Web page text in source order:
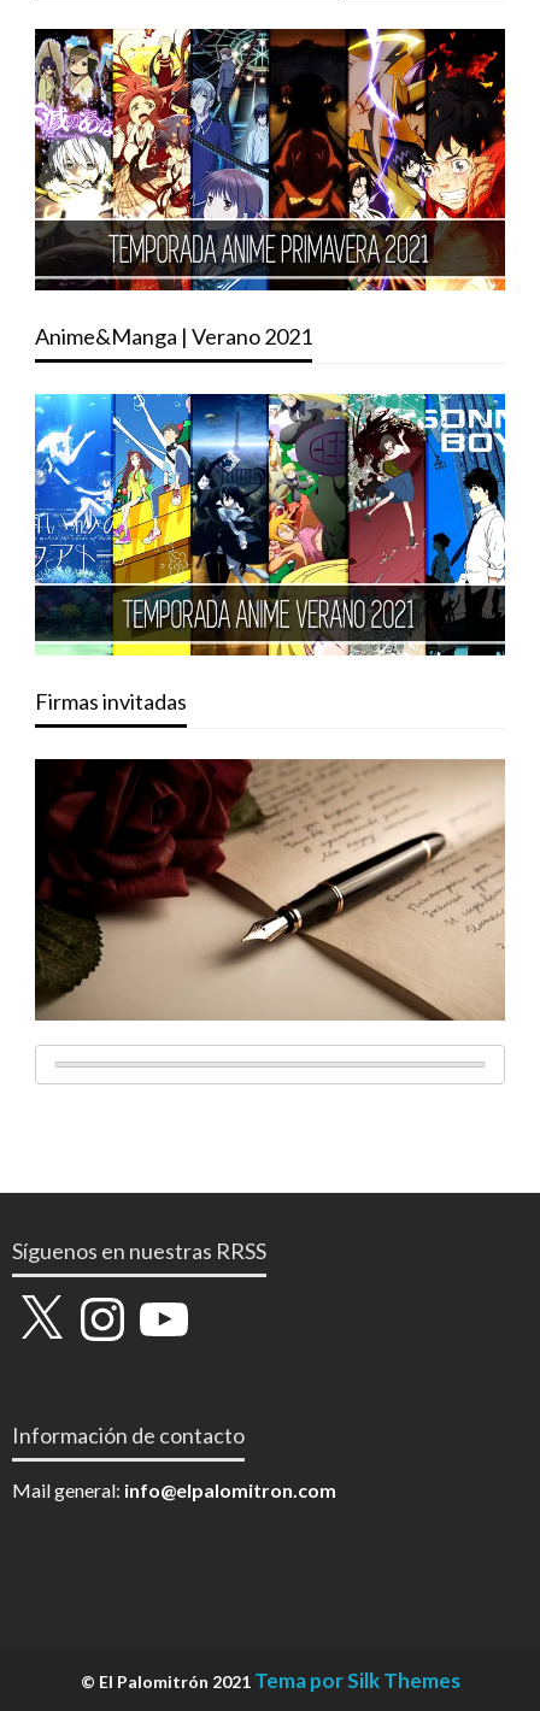
Anime&Manga | Verano 2021
Firmas invitadas
Síguenos en nuestras RRSS
X InstagramYouTube
Información de contacto
Mail general: info@elpalomitron.com
© El Palomitrón 2021 Tema por Silk Themes